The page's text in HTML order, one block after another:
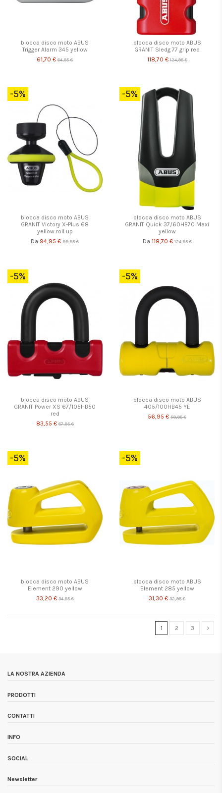
blocca disco moto ABUS
Trigger Alarm 345 yellow
61,70 € 64,95 €
blocca disco moto ABUS
GRANIT Sledg 77 grip red
118,70 € 124,95 €
-5%
blocca disco moto ABUS
GRANIT Victory X-Plus 68
yellow roll up
Da 94,95 € 99,95 €
-5%
blocca disco moto ABUS
GRANIT Quick 37/60HB70 Maxi
yellow
Da 118,70 € 124,95 €
-5%
blocca disco moto ABUS
GRANIT Power XS 67/105HB50
red
83,55 € 87,95 €
-5%
blocca disco moto ABUS
405/100HB45 YE
56,95 € 59,95 €
-5%
blocca disco moto ABUS
Element 290 yellow
33,20 € 34,95 €
-5%
blocca disco moto ABUS
Element 285 yellow
31,30 € 32,95 €
1 2 3
LA NOSTRA AZIENDA
PRODOTTI
CONTATTI
INFO
SOCIAL
Newsletter